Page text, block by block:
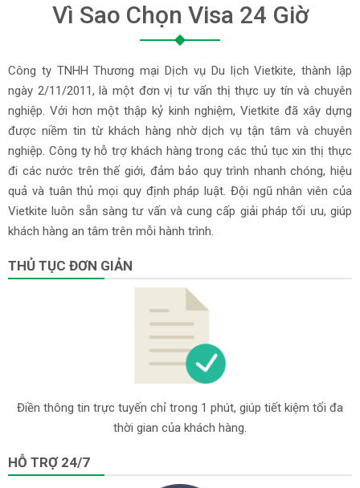
Vì Sao Chọn Visa 24 Giờ
Công ty TNHH Thương mại Dịch vụ Du lịch Vietkite, thành lập
ngày 2/11/2011, là một đơn vị tư vấn thị thực uy tín và chuyên
nghiệp. Với hơn một thập kỷ kinh nghiệm, Vietkite đã xây dựng
được niềm tin từ khách hàng nhờ dịch vụ tận tâm và chuyên
nghiệp. Công ty hỗ trợ khách hàng trong các thủ tục xin thị thực
đi các nước trên thế giới, đảm bảo quy trình nhanh chóng, hiệu
quả và tuân thủ mọi quy định pháp luật. Đội ngũ nhân viên của
Vietkite luôn sẵn sàng tư vấn và cung cấp giải pháp tối ưu, giúp
khách hàng an tâm trên mỗi hành trình.
THỦ TỤC ĐƠN GIẢN
Điền thông tin trực tuyến chỉ trong 1 phút, giúp tiết kiệm tối đa
thời gian của khách hàng.
HỖ TRỢ 24/7